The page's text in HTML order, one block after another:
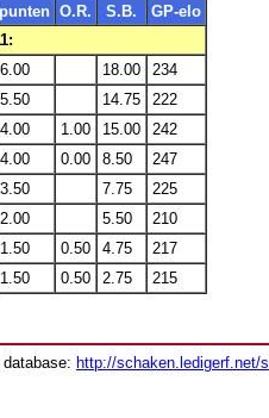
punten O.R. S.B.
GP-elo
6.00 18.00
234
5.50 14.75
222
4.00 1.00 15.00
242
4.00 0.00 8.50
247
3.50 7.75
225
2.00 5.50
210
1.50 0.50 4.75
217
1.50 0.50 2.75 215
http://schaken.ledigerf.net/